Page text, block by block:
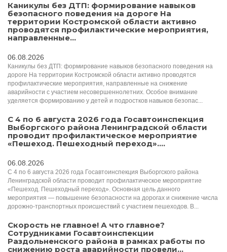
Каникулы без ДТП: формирование навыков
безопасного поведения на дороге На
территории Костромской области активно
проводятся профилактические мероприятия,
направленные...
06.08.2026
Каникулы без ДТП: формирование навыков безопасного поведения на
дороге На территории Костромской области активно проводятся
профилактические мероприятия, направленные на снижение
аварийности с участием несовершеннолетних. Особое внимание
уделяется формированию у детей и подростков навыков безопас...
С 4 по 6 августа 2026 года Госавтоинспекция
Выборгского района Ленинградской области
проводит профилактическое мероприятие
«Пешеход. Пешеходный переход»....
06.08.2026
С 4 по 6 августа 2026 года Госавтоинспекция Выборгского района
Ленинградской области проводит профилактическое мероприятие
«Пешеход. Пешеходный переход». Основная цель данного
мероприятия — повышение безопасности на дорогах и снижение числа
дорожно-транспортных происшествий с участием пешеходов. В...
Скорость не главное! А что главное?
Сотрудниками Госавтоинспекции
Раздольненского района в рамках работы по
снижению роста аварийности провели...